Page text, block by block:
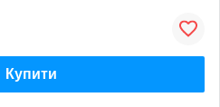
Купити